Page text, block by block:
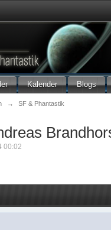
Kalender Blogs
→ SF & Phantastik
00:02